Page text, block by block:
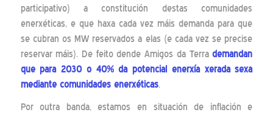
participativo) a constitución destas comunidades
enerxéticas, e que haxa cada vez máis demanda para que
se cubran os MW reservados a elas (e cada vez se precise
reservar máis). De feito dende Amigos da Terrademandan
que para 2030 o 40% da potencial enerxía xerada sexa
mediante comunidades enerxéticas.
Por outra banda, estamos en situación de inflación e